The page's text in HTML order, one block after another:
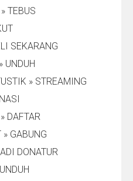
TEBUS
SEKARANG
» STREAMING
DAFTAR
GABUNG
DONATUR